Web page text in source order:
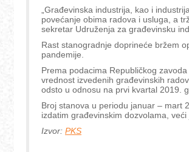
„Građevinska industrija, kao i
povećanje obima radova i usluga, a
sekretar Udruženja za građevinsku
Rast stanogradnje doprineće bržem
pandemije.
Prema podacima Republičkog
vrednost izvedenih građevinskih
odsto u odnosu na prvi kvartal 2019.
Broj stanova u periodu januar – mart
izdatim građevinskim dozvolama,
Izvor: PKS